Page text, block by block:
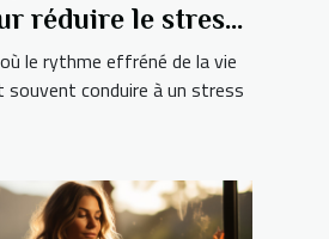
réduire le stress
votre bien-être
le rythme effréné de la vie
souvent conduire à un stress